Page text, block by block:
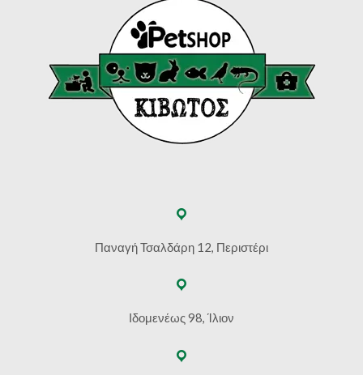
Παναγή Τσαλδάρη 12, Περιστέρι
Ιδομενέως 98, Ίλιον